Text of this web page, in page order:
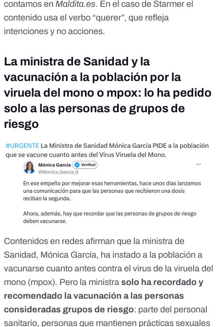
contamos en Maldita.es. En el caso de Starmer el
contenido usa el verbo “querer”, que refleja
intenciones y no acciones.
La ministra de Sanidad y la
vacunación a la población por la
viruela del mono o mpox: lo ha pedido
solo a las personas de grupos de
riesgo
Contenidos en redes afirman que la ministra de
Sanidad, Mónica García, ha instado a la población a
vacunarse cuanto antes contra el virus de la viruela del
mono (mpox). Pero la ministra solo ha recordado y
recomendado la vacunación a las personas
consideradas grupos de riesgo: parte del personal
sanitario, personas que mantienen prácticas sexuales